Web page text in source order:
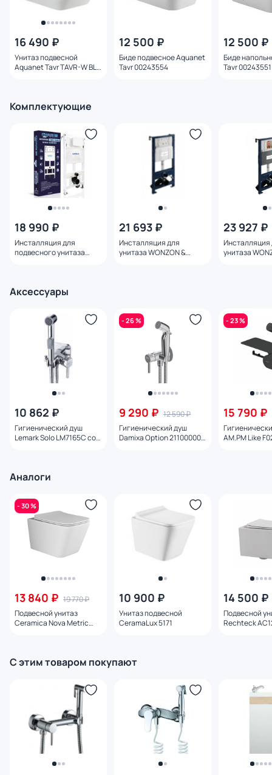
16 490 ₽
Унитаз подвесной
Aquanet Tavr TAVR-W BL-
12 500 ₽
Биде подвесное Aquanet
Tavr 00243554
12 500 ₽
Биде
Tavr 00243551
Комплектующие
18 990 ₽
Инсталляция для
подвесного унитаза
21 693 ₽
Инсталляция для
унитаза WONZON &
23 927 ₽
Инсталляция
унитаза
Аксессуары
10 862 ₽
Гигиенический душ
Lemark Solo LM7165C со
- 26 %
9 290 ₽ 12 590 ₽
Гигиенический душ
Damixa Option 211000000
- 23 %
15 790 ₽
AM.PM Like
Аналоги
- 30 %
13 840 ₽ 19 770 ₽
Подвесной унитаз
Ceramica Nova Metric
10 900 ₽
Унитаз подвесной
CeramaLux 5171
14 500 ₽
Подвесной
Rechteck
С этим товаром покупают